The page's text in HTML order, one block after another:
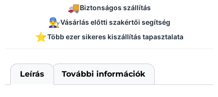
🚚Biztonságos szállítás
👨‍🔧Vásárlás előtti szakértői segítség
⭐Több ezer sikeres kiszállítás tapasztalata
Leírás További információk